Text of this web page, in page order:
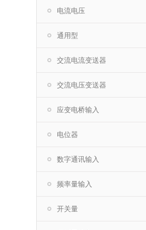
电流电压
通用型
交流电流变送器
交流电压变送器
应变电桥输入
电位器
数字通讯输入
频率量输入
开关量